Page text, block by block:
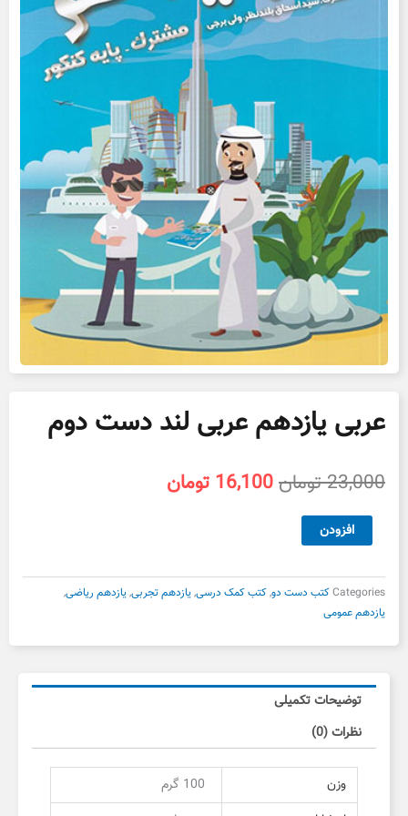
عربی یازدهم عربی لند دست دوم
23,000تومانقیمت
16,100 تومان
عربی
یازدهم
لند
دست
دوم
عدد
افزودن
Categoriesکتب دست دو,کتب کمک درسی,یازدهم تجربی,یازدهم ریاضی,
یازدهم عمومی
توضیحات تکمیلی
نظرات (0)
وزن
100 گرم